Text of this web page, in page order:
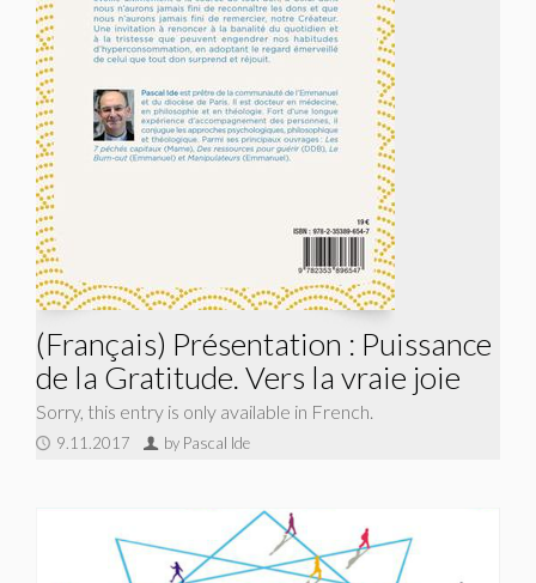
(Français) Présentation : Puissance
de la Gratitude. Vers la vraie joie
Sorry, this entry is only available in French.
9.11.2017 by Pascal Ide